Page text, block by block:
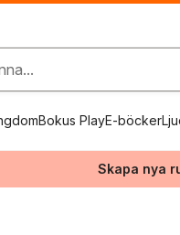
Bokus PlayE-böcker
Skapa nya